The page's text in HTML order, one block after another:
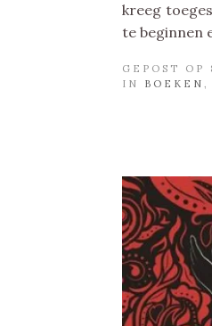
kreeg
te beginnen
GEPOST OP
IN BOEKEN ,